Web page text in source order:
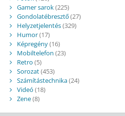
Gamer sarok(225)
Gondolatébresztő(27)
Helyzetjelentés(329)
Humor(17)
Képregény(16)
Mobiltelefon (23)
Retro (5)
Sorozat(453)
Számítástechnika(24)
Videó (18)
Zene(8)